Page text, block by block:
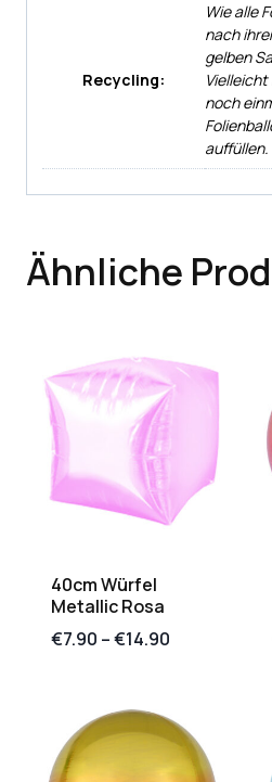
Recycling:
Wie alle
nach
gelben
noch
auffüllen.
Ähnliche
40cm Würfel
Metallic Rosa
€7.90 –€14.90